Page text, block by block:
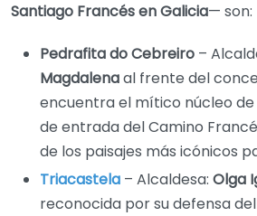
Santiago Francés en Galicia— son:
Pedrafita do Cebreiro –
Magdalenaal frente del
encuentra el mítico núcleo de
de entrada del Camino
de los paisajes más icónicos
Triacastela – Alcaldesa: Olga
reconocida por su defensa